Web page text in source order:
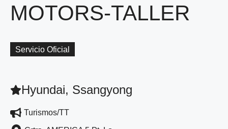
MOTORS-TALLER
Servicio Oficial
Hyundai, Ssangyong
Turismos/TT